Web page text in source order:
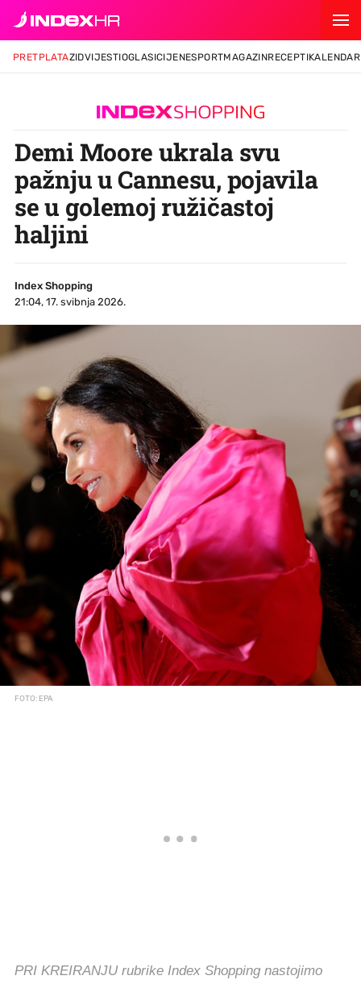
PRETPLATAZIDVIJESTIOGLASICIJENESPORTMAGAZINRECEPTIKALENDAR
Demi Moore ukrala svu
pažnju u Cannesu, pojavila
se u golemoj ružičastoj
haljini
Index Shopping
21:04, 17. svibnja 2026.
FOTO: EPA
PRI KREIRANJU rubrike Index Shopping nastojimo